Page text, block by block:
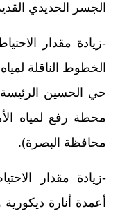
الجسر الحديدي
-زيادة مقدار
الخطوط الناقلة
محطة رفع لمياه
محافظة البصرة).
-زيادة مقدار
أعمدة أنارة